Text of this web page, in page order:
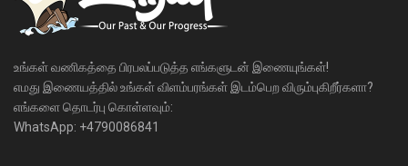
உங்கள் வணிகத்தை பிரபலப்படுத்த எங்களுடன் இணையுங்கள்!
எமது இணையத்தில் உங்கள் விளம்பரங்கள் இடம்பெற விரும்புகிறீர்களா?
எங்களை தொடர்பு கொள்ளவும்:
WhatsApp: +4790086841